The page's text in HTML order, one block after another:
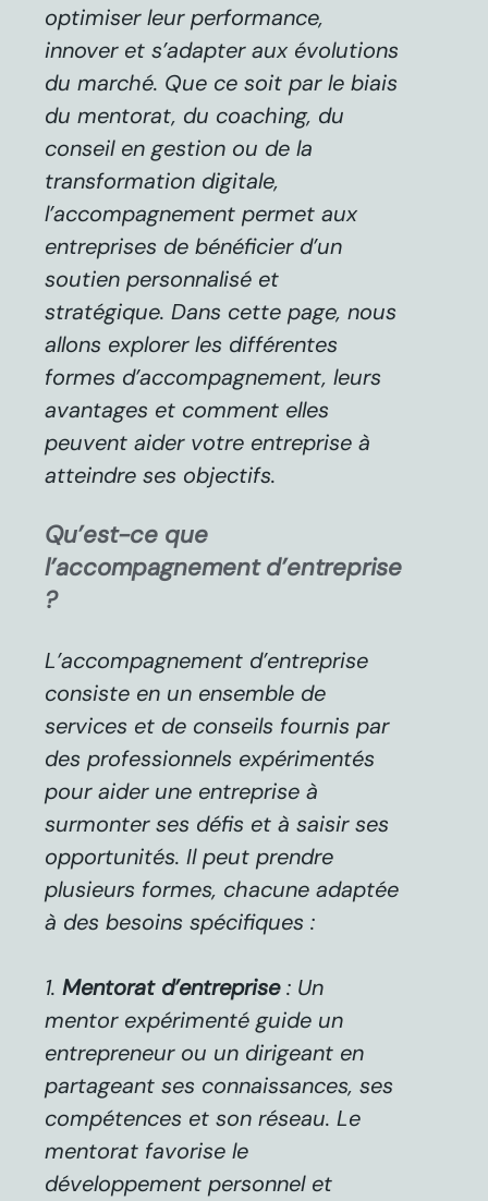
optimiser leur performance,
innover et s’adapter aux évolutions
du marché. Que ce soit par le biais
du mentorat, du coaching, du
conseil en gestion ou de la
transformation digitale,
l’accompagnement permet aux
entreprises de bénéficier d’un
soutien personnalisé et
stratégique. Dans cette page, nous
allons explorer les différentes
formes d’accompagnement, leurs
avantages et comment elles
peuvent aider votre entreprise à
atteindre ses objectifs.
Qu’est-ce que
l’accompagnement d’entreprise
?
L’accompagnement d’entreprise
consiste en un ensemble de
services et de conseils fournis par
des professionnels expérimentés
pour aider une entreprise à
surmonter ses défis et à saisir ses
opportunités. Il peut prendre
plusieurs formes, chacune adaptée
à des besoins spécifiques :
Mentorat d’entreprise: Un
mentor expérimenté guide un
entrepreneur ou un dirigeant en
partageant ses connaissances, ses
compétences et son réseau. Le
mentorat favorise le
développement personnel et